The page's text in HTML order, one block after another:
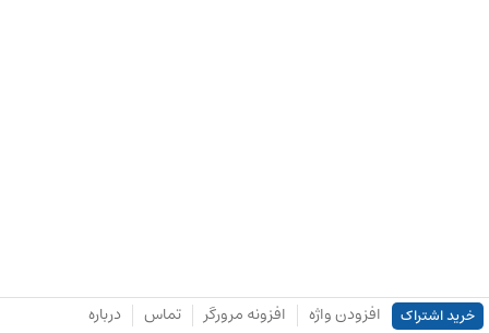
خرید اشتراک افزودن واژه افزونه مرورگر تماس درباره